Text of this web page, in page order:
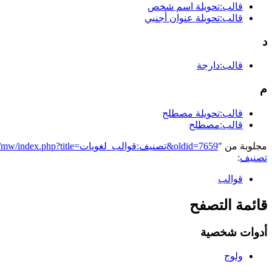
قالب:تحويلة اسم شخص
قالب:تحويلة عنوان أجنبي
د
قالب:دارجة
م
قالب:تحويلة مصطلح
قالب:مصطلح
مجلوبة من "https://genderiyya.xyz/mw/index.php?title=تصنيف:قوالب_لغويات&oldid=7659
تصنيف:
قوالب
قائمة التصفح
أدوات شخصية
ولوج